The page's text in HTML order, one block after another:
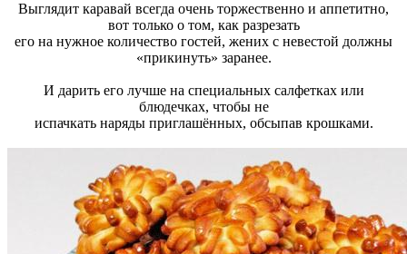
Выглядит каравай всегда очень торжественно и аппетитно,
вот только о том, как разрезать
его на нужное количество гостей, жених с невестой должны
«прикинуть» заранее.
И дарить его лучше на специальных салфетках или
блюдечках, чтобы не
испачкать наряды приглашённых, обсыпав крошками.